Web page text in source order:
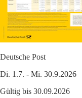
Deutsche Post
Di. 1.7. - Mi. 30.9.2026
Gültig bis 30.09.2026